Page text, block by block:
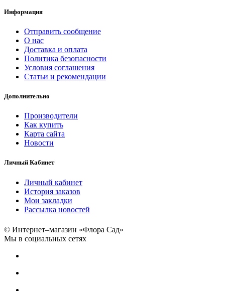
Информация
Отправить сообщение
О нас
Доставка и оплата
Политика безопасности
Условия соглашения
Статьи и рекомендации
Дополнительно
Производители
Как купить
Карта сайта
Новости
Личный Кабинет
Личный кабинет
История заказов
Мои закладки
Рассылка новостей
© Интернет–магазин «Флора Сад»
Мы в социальных сетях